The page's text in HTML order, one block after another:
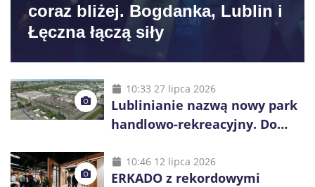
coraz bliżej. Bogdanka, Lublin i
Łęczna łączą siły
10:33 27 lipca 2026
Lublinianie nazwą nowy park
handlowo-rekreacyjny. Do
10:46 12 lipca 2026
ERKADO z rekordowymi